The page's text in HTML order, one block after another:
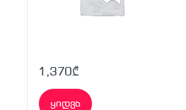
1,370₾
ყიდვა